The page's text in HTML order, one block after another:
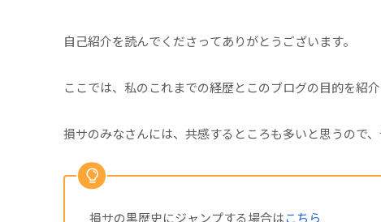
自己紹介を読んでくださってありがとうございます。
ここでは、私のこれまでの経歴とこのブログの目的を紹介
損サのみなさんには、共感するところも多いと思うので
損サの黒歴史にジャンプする場合はこちら